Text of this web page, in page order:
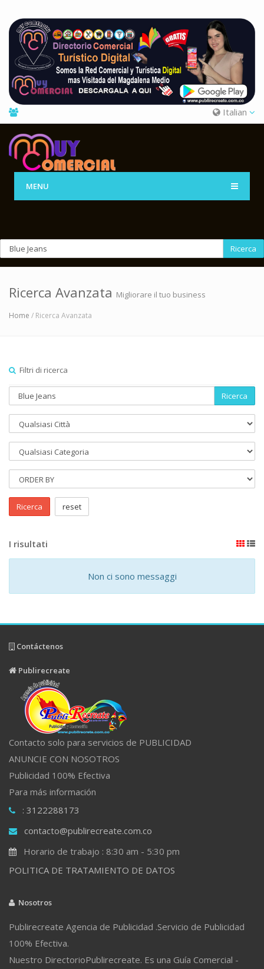
Italian
MENU
Ricerca
Ricerca Avanzata Migliorare il tuo business
Home / Ricerca Avanzata
Filtri di ricerca
Ricerca
Ricerca reset
I risultati
Non ci sono messaggi
Contáctenos
Publirecreate
Contacto solo para servicios de PUBLICIDAD
ANUNCIE CON NOSOTROS
Publicidad 100% Efectiva
Para más información
: 3122288173
contacto@publirecreate.com.co
Horario de trabajo : 8:30 am - 5:30 pm
POLITICA DE TRATAMIENTO DE DATOS
Nosotros
Publirecreate Agencia de Publicidad .Servicio de Publicidad
100% Efectiva.
Nuestro DirectorioPublirecreate. Es una Guía Comercial -